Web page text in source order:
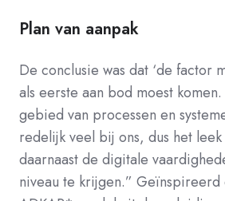
Plan van aanpak
De conclusie was dat ‘de factor
als eerste aan bod moest
gebied van processen en
redelijk veel bij ons, dus het
daarnaast de digitale
niveau te krijgen.”